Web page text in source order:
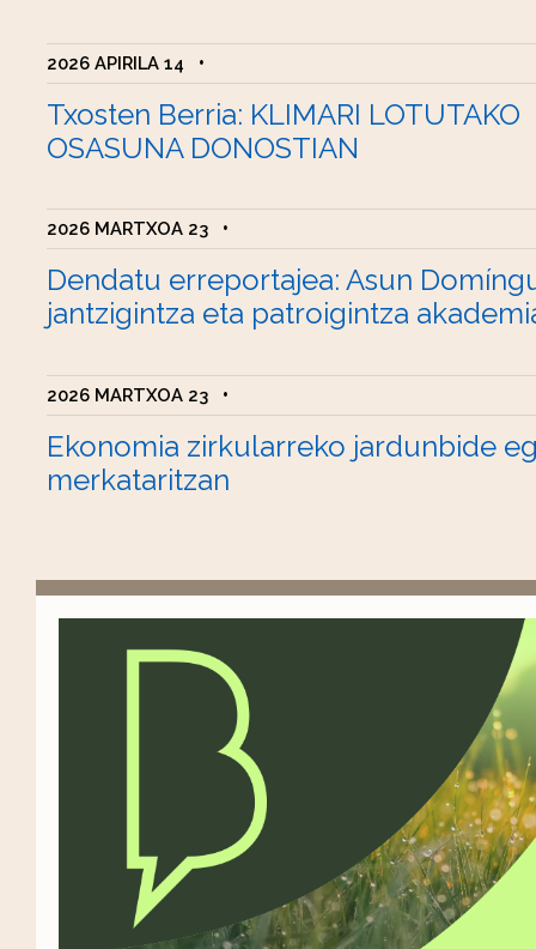
2026 APIRILA 14 •
Txosten Berria: KLIMARI LOTUTAKO
OSASUNA DONOSTIAN
2026 MARTXOA 23 •
Dendatu erreportajea: Asun
jantzigintza eta patroigintza
2026 MARTXOA 23 •
Ekonomia zirkularreko jardunbide
merkataritzan